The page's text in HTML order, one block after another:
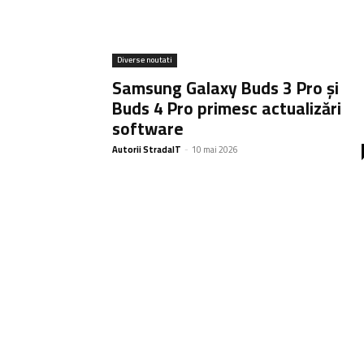
Diverse noutati
Samsung Galaxy Buds 3 Pro și
Buds 4 Pro primesc actualizări
software
Autorii StradaIT - 10 mai 2026